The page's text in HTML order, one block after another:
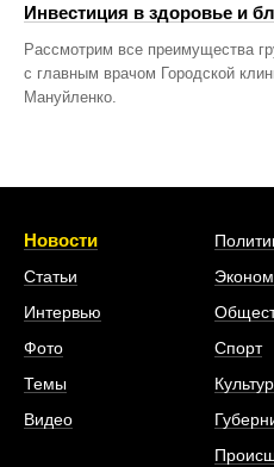
Инвестиция в здоровье и
Рассмотрим все преимущества
с главным врачом Городской
Мануйленко.
Новости
Статьи
Интервью
Фото
Темы
Видео
Спорт